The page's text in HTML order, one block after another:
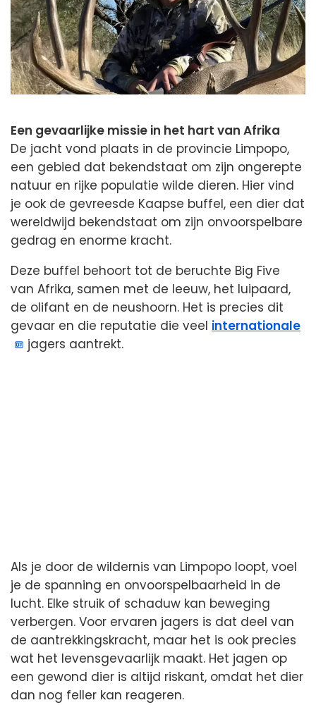
Een gevaarlijke missie in het hart van Afrika
De jacht vond plaats in de provincie Limpopo,
een gebied dat bekendstaat om zijn ongerepte
natuur en rijke populatie wilde dieren. Hier vind
je ook de gevreesde Kaapse buffel, een dier dat
wereldwijd bekendstaat om zijn onvoorspelbare
gedrag en enorme kracht.
Deze buffel behoort tot de beruchte Big Five
van Afrika, samen met de leeuw, het luipaard,
de olifant en de neushoorn. Het is precies dit
gevaar en die reputatie die veel internationale
jagers aantrekt.
Als je door de wildernis van Limpopo loopt, voel
je de spanning en onvoorspelbaarheid in de
lucht. Elke struik of schaduw kan beweging
verbergen. Voor ervaren jagers is dat deel van
de aantrekkingskracht, maar het is ook precies
wat het levensgevaarlijk maakt. Het jagen op
een gewond dier is altijd riskant, omdat het dier
dan nog feller kan reageren.